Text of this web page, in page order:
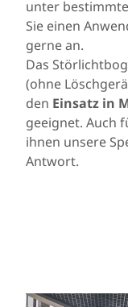
unter
Sie einen
gerne an.
Das
(ohne
den Einsatz in
geeignet. Auch
ihnen unsere
Antwort.